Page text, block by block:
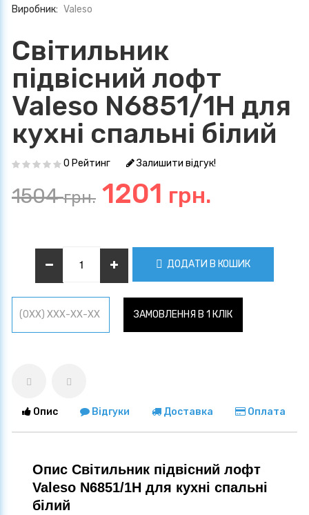
Виробник: Valeso
Світильник
підвісний лофт
Valeso N6851/1H для
кухні спальні білий
0 Рейтинг Залишити відгук!
1504грн. 1201 грн.
ДОДАТИ В КОШИК
ЗАМОВЛЕННЯ В 1 КЛІК
Опис Відгуки Доставка Оплата
Опис Світильник підвісний лофт
Valeso N6851/1H для кухні спальні
білий